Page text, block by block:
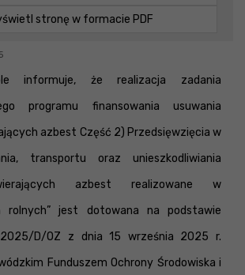
stronę w formacie PDF
informuje, że realizacja zadania
programu finansowania usuwania
azbest Część 2) Przedsięwzięcia w
transportu oraz unieszkodliwiania
azbest realizowane w
rolnych” jest dotowana na podstawie
D/OZ z dnia 15 września 2025 r.
Funduszem Ochrony Środowiska i